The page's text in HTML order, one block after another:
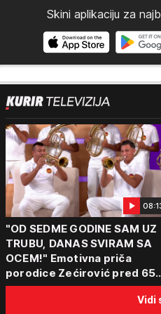
Skini aplikaciju za
"OD SEDME GODINE SAM UZ
TRUBU, DANAS SVIRAM SA
OCEM!" Emotivna priča
porodice Zećirović pred 65.
Sabor trubača u Guči
Vidi